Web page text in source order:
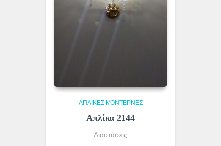
ΑΠΛΊΚΕΣ ΜΟΝΤΈΡΝΕΣ
Απλίκα 2144
Διαστάσεις